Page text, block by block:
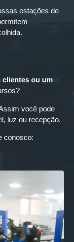
estações de
clientes ou um
você pode
luz ou recepção.
conosco: